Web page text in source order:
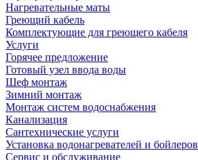
Нагревательные маты
Греющий кабель
Комплектующие для греющего кабеля
Услуги
Горячее предложение
Готовый узел ввода воды
Шеф монтаж
Зимний монтаж
Монтаж систем водоснабжения
Канализация
Сантехнические услуги
Установка водонагревателей и бойлеров
Сервис и обслуживание